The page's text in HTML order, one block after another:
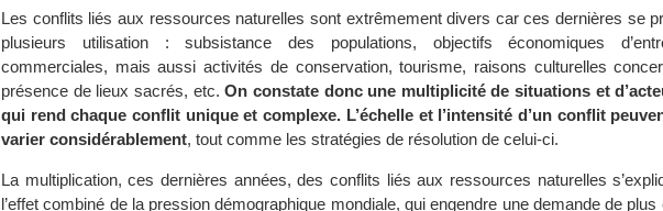
Les conflits liés aux ressources naturelles sont extrêmement divers car ces dernières se
plusieurs utilisation : subsistance des populations, objectifs économiques
commerciales, mais aussi activités de conservation, tourisme, raisons culturelles
présence de lieux sacrés, etc.On constate donc une multiplicité de situations et
qui rend chaque conflit unique et complexe. L’échelle et l’intensité d’un conflit
varier considérablement, tout comme les stratégies de résolution de celui-ci.
La multiplication, ces dernières années, des conflits liés aux ressources naturelles
l’effet combiné de la pression démographique mondiale, qui engendre une demande de plus